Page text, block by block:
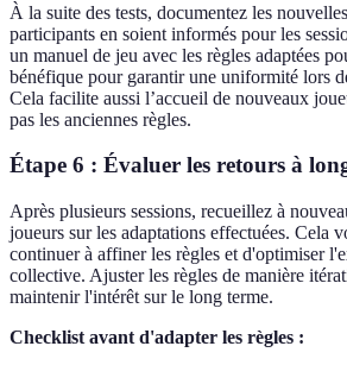
À la suite des tests, documentez les
participants en soient informés pour les
un manuel de jeu avec les règles adaptées
bénéfique pour garantir une uniformité lors
Cela facilite aussi l’accueil de nouveaux
pas les anciennes règles.
Étape 6 : Évaluer les retours à
Après plusieurs sessions, recueillez à
joueurs sur les adaptations effectuées. Cela
continuer à affiner les règles et d'optimiser
collective. Ajuster les règles de manière
maintenir l'intérêt sur le long terme.
Checklist avant d'adapter les règles :